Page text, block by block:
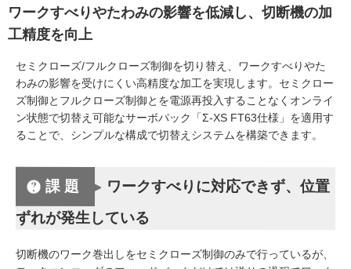
ワークすべりやたわみの影響を低減し、切断機の加
工精度を向上
セミクローズ/フルクローズ制御を切り替え、ワークすべりやた
わみの影響を受けにくい高精度な加工を実現します。セミクロー
ズ制御とフルクローズ制御とを電源再投入することなくオンライ
ン状態で切替え可能なサーボパック「Σ-XS FT63仕様」を適用す
ることで、シンプルな構成で切替えシステムを構築できます。
課題 ワークすべりに対応できず、位置
ずれが発生している
切断機のワーク巻出しをセミクローズ制御のみで行っているが、